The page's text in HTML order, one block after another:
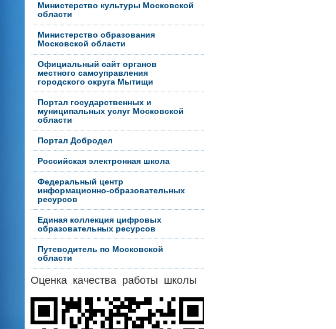
Министерство культуры Московской
области
Министерство образования
Московской области
Официальный сайт органов
местного самоуправления
городского округа Мытищи
Портал государственных и
муниципальных услуг Московской
области
Портал Добродел
Российская электронная школа
Федеральный центр
информационно-образовательных
ресурсов
Единая коллекция цифровых
образовательных ресурсов
Путеводитель по Московской
области
Оценка качества работы школы